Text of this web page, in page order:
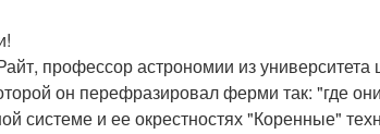
профессор астрономии из университета
он перефразировал ферми так: "где
системе и ее окрестностях "Коренные"